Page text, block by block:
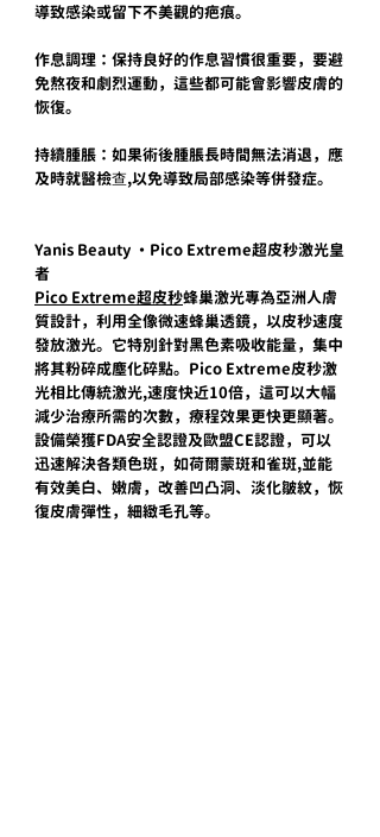
導致感染或留下不美觀的疤痕。
作息調理：保持良好的作息習慣很重要，要避
免熬夜和劇烈運動，這些都可能會影響皮膚的
恢復。
持續腫脹：如果術後腫脹長時間無法消退，應
及時就醫檢查,以免導致局部感染等併發症。
Yanis Beauty ・Pico Extreme超皮秒激光皇
者
Pico Extreme超皮秒蜂巢激光專為亞洲人膚
質設計，利用全像微速蜂巢透鏡，以皮秒速度
發放激光。它特別針對黑色素吸收能量，集中
將其粉碎成塵化碎點。Pico Extreme皮秒激
光相比傳統激光,速度快近10倍，這可以大幅
減少治療所需的次數，療程效果更快更顯著。
設備榮獲FDA安全認證及歐盟CE認證，可以
迅速解決各類色斑，如荷爾蒙斑和雀斑,並能
有效美白、嫩膚，改善凹凸洞、淡化皺紋，恢
復皮膚彈性，細緻毛孔等。